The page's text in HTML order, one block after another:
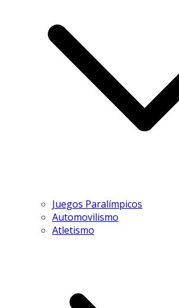
Juegos Paralímpicos
Automovilismo
Atletismo